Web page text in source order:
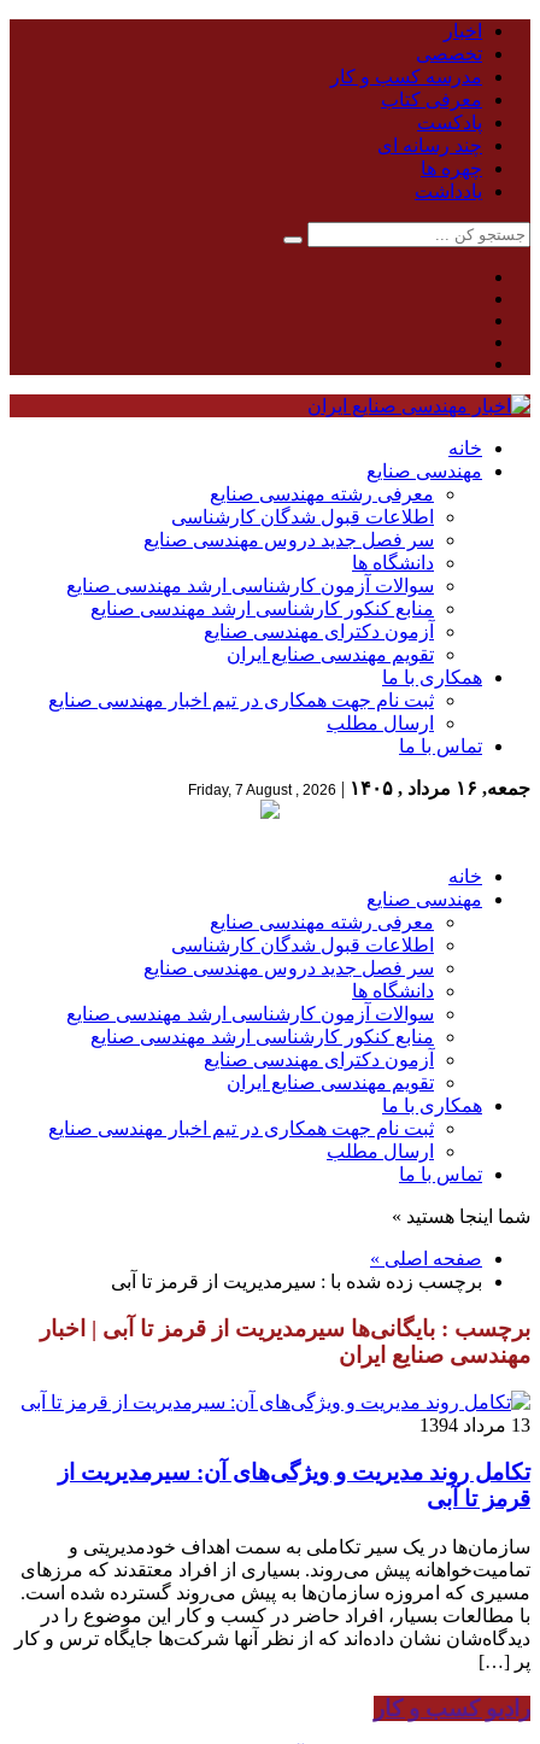
اخبار
تخصصی
مدرسه کسب و کار
معرفی کتاب
پادکست
چند رسانه ای
چهره ها
یادداشت
خانه
مهندسی صنایع
معرفی رشته مهندسی صنایع
اطلاعات قبول شدگان کارشناسی
سر فصل جدید دروس مهندسی صنایع
دانشگاه ها
سوالات آزمون کارشناسی ارشد مهندسی صنایع
منابع کنکور کارشناسی ارشد مهندسی صنایع
آزمون دکترای مهندسی صنایع
تقویم مهندسی صنایع ایران
همکاری با ما
ثبت نام جهت همکاری در تیم اخبار مهندسی صنایع
ارسال مطلب
تماس با ما
جمعه, ۱۶ مرداد , ۱۴۰۵ |
Friday, 7 August , 2026
خانه
مهندسی صنایع
معرفی رشته مهندسی صنایع
اطلاعات قبول شدگان کارشناسی
سر فصل جدید دروس مهندسی صنایع
دانشگاه ها
سوالات آزمون کارشناسی ارشد مهندسی صنایع
منابع کنکور کارشناسی ارشد مهندسی صنایع
آزمون دکترای مهندسی صنایع
تقویم مهندسی صنایع ایران
همکاری با ما
ثبت نام جهت همکاری در تیم اخبار مهندسی صنایع
ارسال مطلب
تماس با ما
شما اینجا هستید »
صفحه اصلی »
برچسب زده شده با : سیرمدیریت از قرمز تا آبی
برچسب : بایگانی‌ها سیرمدیریت از قرمز تا آبی | اخبار
مهندسی صنایع ایران
13 مرداد 1394
تکامل روند مدیریت و ویژ‌گی‌های آن: سیرمدیریت از
قرمز تا آبی
سازمان‌ها در یک سیر تکاملی به سمت اهداف خودمدیریتی و
تمامیت‌خواهانه پیش می‌روند. بسیاری از افراد معتقدند که مرزهای
مسیری که امروزه سازمان‌ها به پیش می‌روند گسترده شده است.
با مطالعات بسیار، افراد حاضر در کسب و کار این موضوع را در
دیدگاه‌شان نشان داده‌اند که از نظر آنها شرکت‌ها جایگاه ترس و کار
پر […]
رادیو کسب و کار